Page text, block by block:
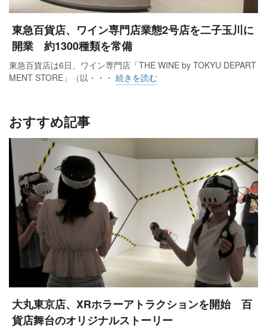
東急百貨店、ワイン専門店業態2号店を二子玉川に
開業 約1300種類を常備
東急百貨店は6日、ワイン専門店「THE WINE by TOKYU DEPART
MENT STORE」（以・・・ 続きを読む
おすすめ記事
大丸東京店、XRホラーアトラクションを開始 百
貨店舞台のオリジナルストーリー